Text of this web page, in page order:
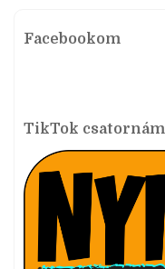
Facebookom
TikTok